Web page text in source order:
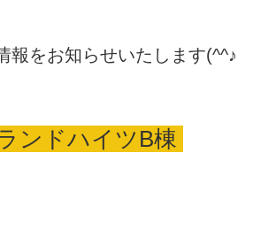
報をお知らせいたします(^^♪
ンドハイツB棟